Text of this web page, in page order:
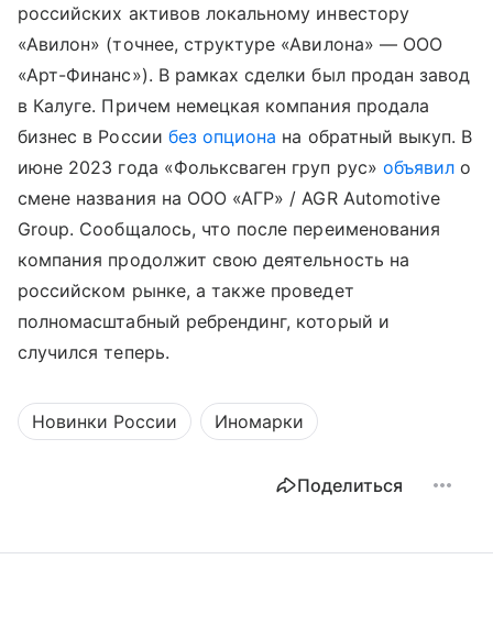
российских активов локальному инвестору
«Авилон» (точнее, структуре «Авилона» — ООО
«Арт-Финанс»). В рамках сделки был продан завод
в Калуге. Причем немецкая компания продала
бизнес в России без опциона на обратный выкуп. В
июне 2023 года «Фольксваген груп рус» объявил о
смене названия на ООО «АГР» / AGR Automotive
Group. Сообщалось, что после переименования
компания продолжит свою деятельность на
российском рынке, а также проведет
полномасштабный ребрендинг, который и
случился теперь.
Новинки России Иномарки
Поделиться